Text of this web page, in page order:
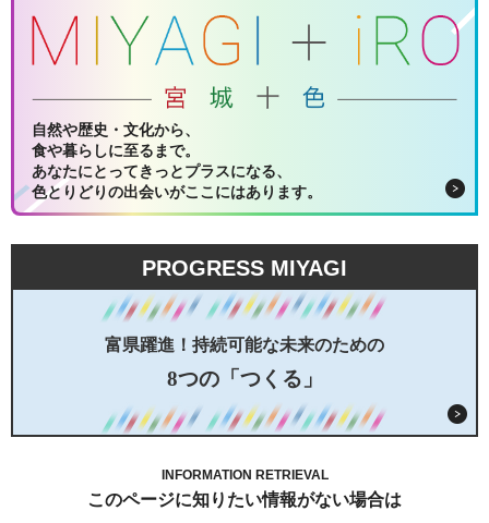
自然や歴史・文化から、
食や暮らしに至るまで。
あなたにとってきっとプラスになる、
色とりどりの出会いがここにはあります。
PROGRESS MIYAGI
富県躍進！持続可能な未来のための
8つの「つくる」
INFORMATION RETRIEVAL
このページに知りたい情報がない場合は